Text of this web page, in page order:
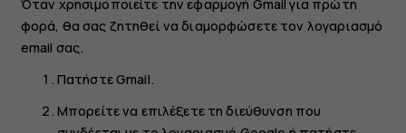
Όταν χρησιμοποιείτε την εφαρμογή Gmail για πρώτη
φορά, θα σας ζητηθεί να διαμορφώσετε τον λογαριασμό
email σας.
ΠατήστεGmail.
Μπορείτε να επιλέξετε τη διεύθυνση που